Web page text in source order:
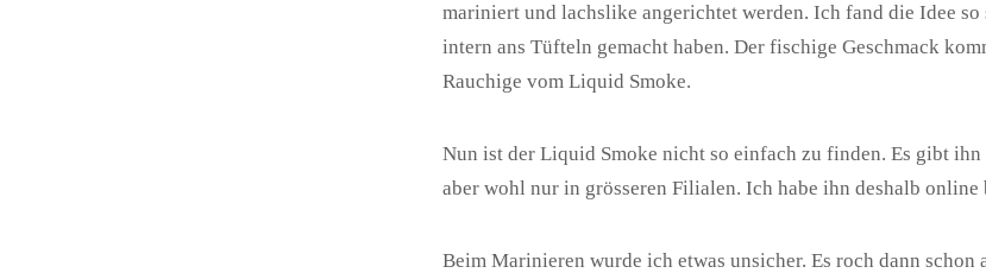
mariniert und lachslike angerichtet werden. Ich fand die Idee so
intern ans Tüfteln gemacht haben. Der fischige Geschmack
Rauchige vom Liquid Smoke.
Nun ist der Liquid Smoke nicht so einfach zu finden. Es gibt
aber wohl nur in grösseren Filialen. Ich habe ihn deshalb online
Beim Marinieren wurde ich etwas unsicher. Es roch dann schon